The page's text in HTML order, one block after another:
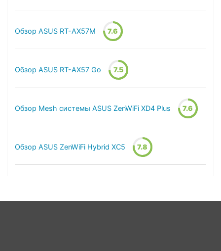
Обзор ASUS RT-AX57M 7.6
Обзор ASUS RT-AX57 Go 7.5
Обзор Mesh системы ASUS ZenWiFi XD4 Plus 7.6
Обзор ASUS ZenWiFi Hybrid XC5 7.8